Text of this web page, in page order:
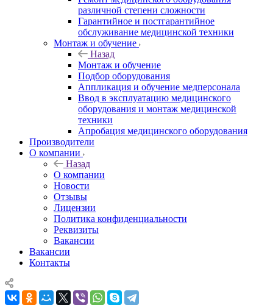
различной степени сложности
Гарантийное и постгарантийное
обслуживание медицинской техники
Монтаж и обучение
Назад
Монтаж и обучение
Подбор оборудования
Аппликация и обучение медперсонала
Ввод в эксплуатацию медицинского
оборудования и монтаж медицинской
техники
Апробация медицинского оборудования
Производители
О компании
Назад
О компании
Новости
Отзывы
Лицензии
Политика конфиденциальности
Реквизиты
Вакансии
Вакансии
Контакты